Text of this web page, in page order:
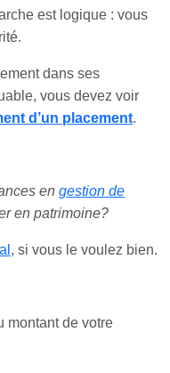
est logique : vous
dans ses
vous devez voir
d’un placement.
en gestion de
en patrimoine?
, si vous le voulez bien.
montant de votre